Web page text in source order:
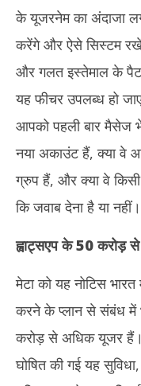
के यूजरनेम का अंदाजा
करेंगे और ऐसे सिस्टम
और गलत इस्तेमाल के
यह फीचर उपलब्ध हो
आपको पहली बार मैसेज
नया अकाउंट हैं, क्या वे
ग्रुप हैं, और क्या वे
कि जवाब देना है या
ह्वाट्सएप के 50 करोड़
मेटा को यह नोटिस
करने के प्लान से संबंध में
करोड़ से अधिक यूजर
घोषित की गई यह